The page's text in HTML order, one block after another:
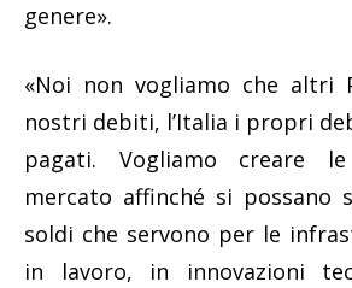
genere».
«Noi non vogliamo che altri
nostri debiti, l’Italia i propri
pagati. Vogliamo creare
mercato affinché si possano
soldi che servono per le
in lavoro, in innovazioni